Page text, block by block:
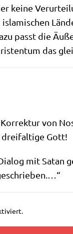
kei­ne
passt die
das
von
drei­fal­ti­ge Gott!
mit Satan